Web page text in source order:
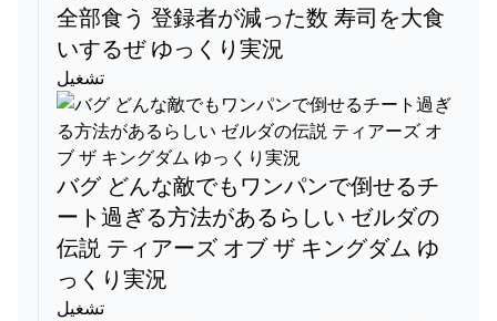
全部食う 登録者が減った数 寿司を大食
いするぜ ゆっくり実況
تشغيل
バグ どんな敵でもワンパンで倒せるチ
ート過ぎる方法があるらしい ゼルダの
伝説 ティアーズ オブ ザ キングダム ゆ
っくり実況
تشغيل